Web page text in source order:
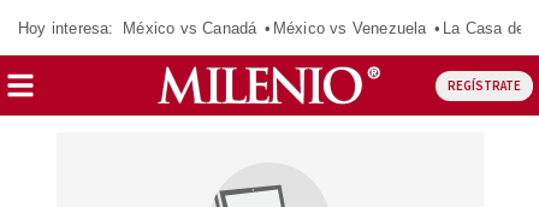
Hoy interesa: México vs Canadá México vs Venezuela La Casa de
REGÍSTRATE